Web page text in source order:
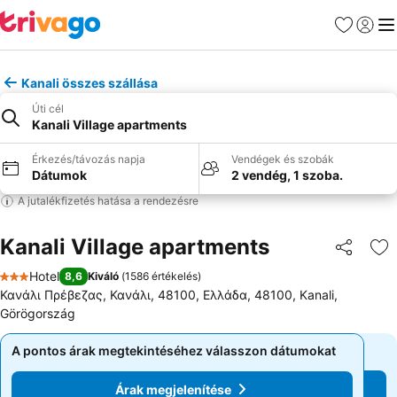
Kedvencek
Kanali összes szállása
Úti cél
Kanali Village apartments
Érkezés/távozás napja
Dátumok
Vendégek és szobák
2 vendég, 1 szoba.
A jutalékfizetés hatása a rendezésre
Kanali Village apartments
3 Kategória
Hotel 8,6 Kiváló (1586 értékelés)
Κανάλι Πρέβεζας, Κανάλι, 48100, Ελλάδα, 48100, Kanali,
Görögország
A pontos árak megtekintéséhez válasszon dátumokat
Árak megjelenítése
A pontos árak megtekintéséhez válasszon dátumokat
Árak megjelenítése